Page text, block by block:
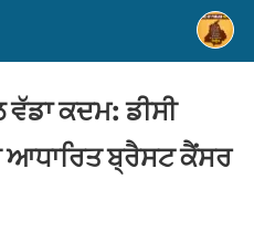
ਵੱਡਾ ਕਦਮ: ਡੀਸੀ
ਬ੍ਰੈਸਟ ਕੈਂਸਰ